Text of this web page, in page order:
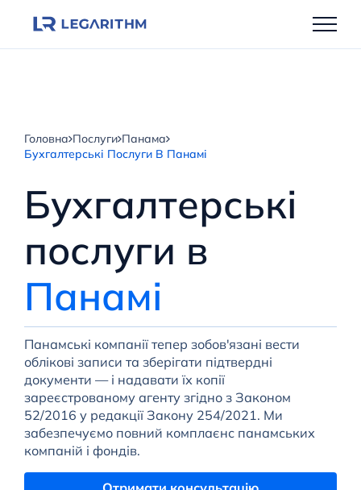
Головна Послуги Панама
Бухгалтерські Послуги В Панамі
Бухгалтерські
послуги в
Панамі
Панамські компанії тепер зобов'язані вести
облікові записи та зберігати підтвердні
документи — і надавати їх копії
зареєстрованому агенту згідно з Законом
52/2016 у редакції Закону 254/2021. Ми
забезпечуємо повний комплаєнс панамських
компаній і фондів.